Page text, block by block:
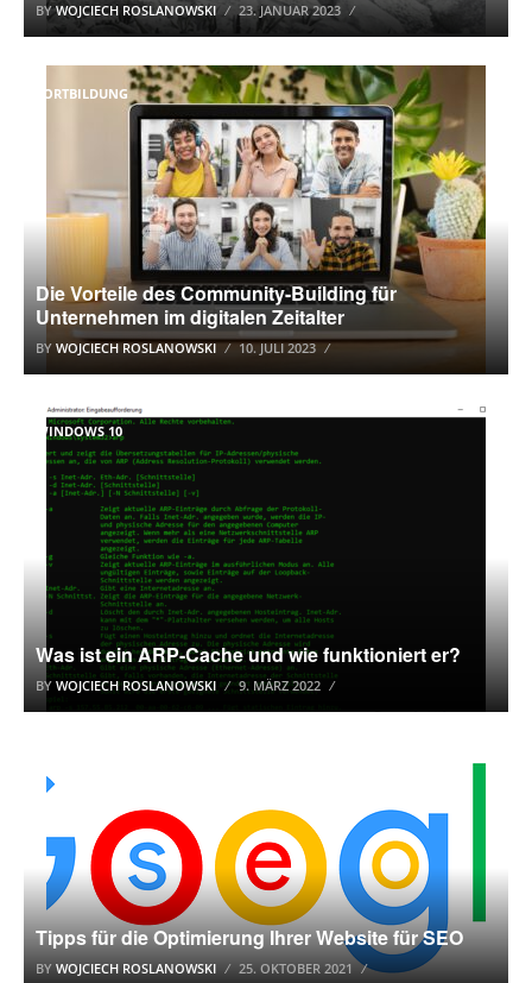
BYWOJCIECH ROSLANOWSKI 23. JANUAR 2023
FORTBILDUNG
Die Vorteile des Community-Building für
Unternehmen im digitalen Zeitalter
BY WOJCIECH ROSLANOWSKI 10. JULI 2023
WINDOWS 10
Was ist ein ARP-Cache und wie funktioniert er?
BY WOJCIECH ROSLANOWSKI 9. MÄRZ 2022
Tipps für die Optimierung Ihrer Website für SEO
BY WOJCIECH ROSLANOWSKI 25. OKTOBER 2021